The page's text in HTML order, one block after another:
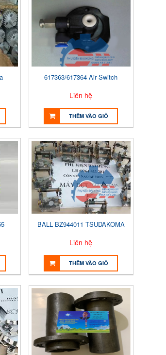
617363/617364 Air Switch
Liên hệ
THÊM VÀO GIỎ
BALL BZ944011 TSUDAKOMA
Liên hệ
THÊM VÀO GIỎ